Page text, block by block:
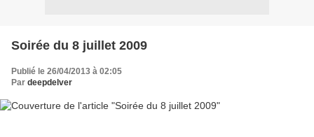
Soirée du 8 juillet 2009
Publié le 26/04/2013 à 02:05
Par deepdelver